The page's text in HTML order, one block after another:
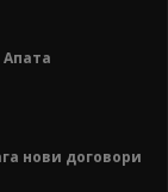
нови договори